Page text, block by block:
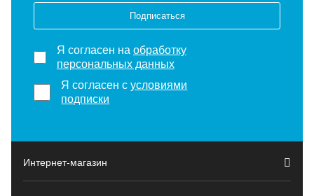
Подписаться
Я согласен на обработку
персональных данных
Я согласен сусловиями
подписки
Интернет-магазин